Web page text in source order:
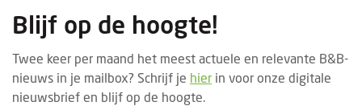
Blijf op de hoogte!
Twee keer per maand het meest actuele en relevante B&B-
nieuws in je mailbox? Schrijf je hier in voor onze digitale
nieuwsbrief en blijf op de hoogte.